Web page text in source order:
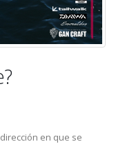
en que se